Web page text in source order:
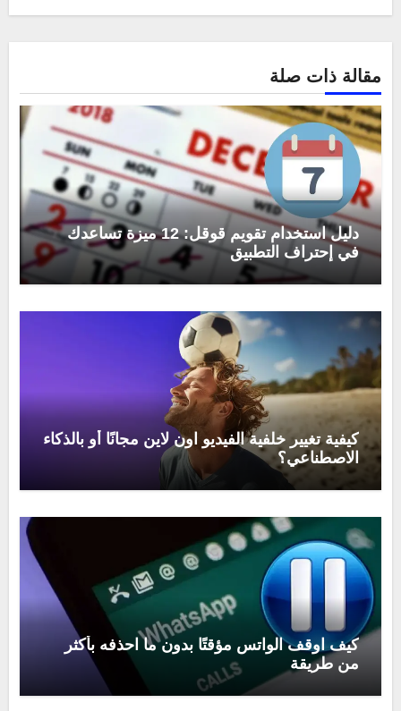
مقالة ذات صلة
دليل استخدام تقويم قوقل: 12 ميزة تساعدك
في إحتراف التطبيق
كيفية تغيير خلفية الفيديو اون لاين مجانًا أو بالذكاء
الاصطناعي؟
كيف اوقف الواتس مؤقتًا بدون ما احذفه بأكثر
من طريقة